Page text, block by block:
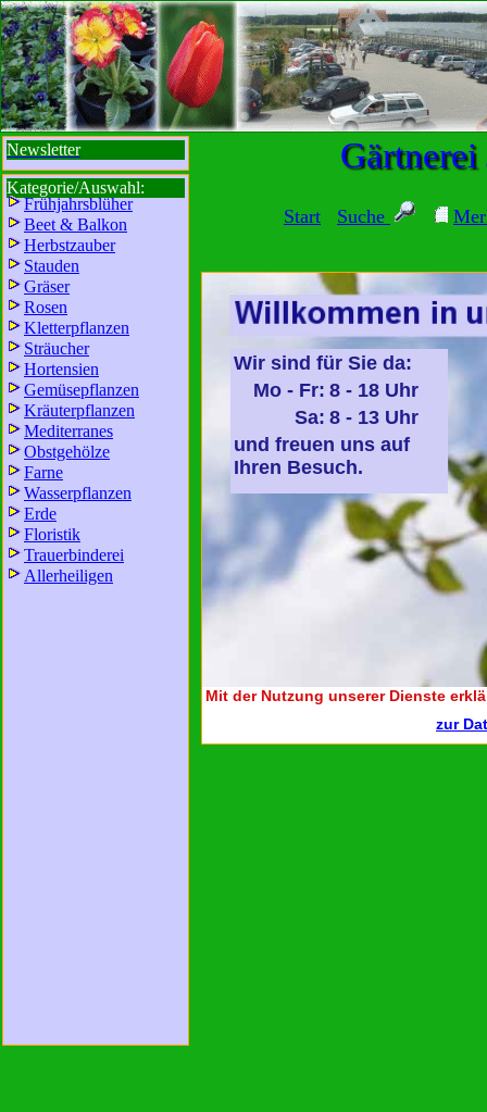
sbisbbib
Start Suche
Gärtnerei
Newsletter
Kategorie/Auswahl:
Frühjahrsblüher
Beet & Balkon
Herbstzauber
Stauden
Gräser
Rosen
Kletterpflanzen
Sträucher
Hortensien
Gemüsepflanzen
Kräuterpflanzen
Mediterranes
Obstgehölze
Farne
Wasserpflanzen
Erde
Floristik
Trauerbinderei
Allerheiligen
Wir sind für Sie da:
Mo - Fr: 8 - 18 Uhr
Sa: 8 - 13 Uhr
und freuen uns auf
Ihren Besuch.
Mit der Nutzung unserer Dienste
zur